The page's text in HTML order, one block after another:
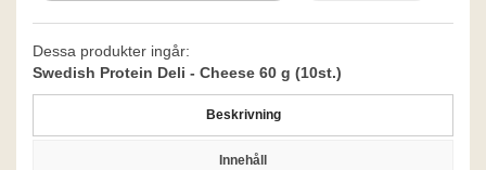
Dessa produkter ingår:
Swedish Protein Deli - Cheese 60 g (10st.)
Beskrivning
Innehåll